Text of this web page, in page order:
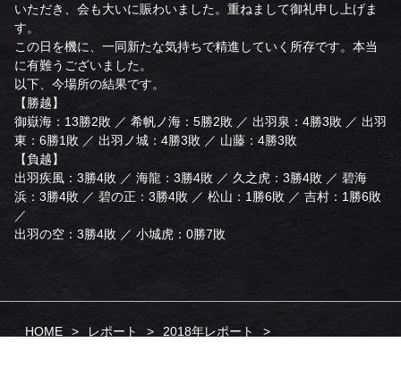
いただき、会も大いに賑わいました。重ねまして御礼申し上げま
す。
この日を機に、一同新たな気持ちで精進していく所存です。本当
に有難うございました。
以下、今場所の結果です。
【勝越】
御嶽海：13勝2敗 ／ 希帆ノ海：5勝2敗 ／ 出羽泉：4勝3敗 ／ 出羽
東：6勝1敗 ／ 出羽ノ城：4勝3敗 ／ 山藤：4勝3敗
【負越】
出羽疾風：3勝4敗 ／ 海龍：3勝4敗 ／ 久之虎：3勝4敗 ／ 碧海
浜：3勝4敗 ／ 碧の正：3勝4敗 ／ 松山：1勝6敗 ／ 吉村：1勝6敗
／
出羽の空：3勝4敗 ／ 小城虎：0勝7敗
HOME レポート
2018年レポート